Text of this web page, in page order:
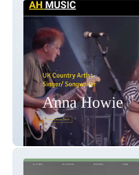
AnnaHowieMusic